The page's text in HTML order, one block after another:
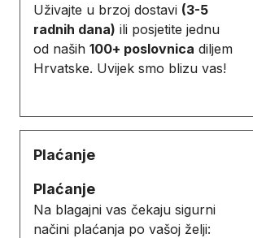
Uživajte u brzoj dostavi (3-5
radnih dana) ili posjetite jednu
od naših 100+ poslovnica diljem
Hrvatske. Uvijek smo blizu vas!
Plaćanje
Plaćanje
Na blagajni vas čekaju sigurni
načini plaćanja po vašoj želji: